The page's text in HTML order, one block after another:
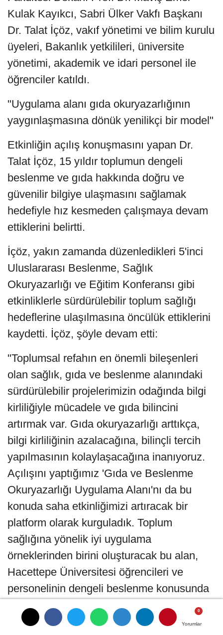
Yorumlar
Yorumlar
Yorumlar
Kulak Kayıkcı, Sabri Ülker Vakfı Başkanı
Dr. Talat İçöz, vakıf yönetimi ve bilim kurulu
üyeleri, Bakanlık yetkilileri, üniversite
yönetimi, akademik ve idari personel ile
öğrenciler katıldı.
"Uygulama alanı gıda okuryazarlığının
yaygınlaşmasına dönük yenilikçi bir model"
Etkinliğin açılış konuşmasını yapan Dr.
Talat İçöz, 15 yıldır toplumun dengeli
beslenme ve gıda hakkında doğru ve
güvenilir bilgiye ulaşmasını sağlamak
hedefiyle hız kesmeden çalışmaya devam
ettiklerini belirtti.
İçöz, yakın zamanda düzenledikleri 5'inci
Uluslararası Beslenme, Sağlık
Okuryazarlığı ve Eğitim Konferansı gibi
etkinliklerle sürdürülebilir toplum sağlığı
hedeflerine ulaşılmasına öncülük ettiklerini
kaydetti. İçöz, şöyle devam etti:
"Toplumsal refahın en önemli bileşenleri
olan sağlık, gıda ve beslenme alanındaki
sürdürülebilir projelerimizin odağında bilgi
kirliliğiyle mücadele ve gıda bilincini
artırmak var. Gıda okuryazarlığı arttıkça,
bilgi kirliliğinin azalacağına, bilinçli tercih
yapılmasının kolaylaşacağına inanıyoruz.
Açılışını yaptığımız 'Gıda ve Beslenme
Okuryazarlığı Uygulama Alanı'nı da bu
konuda saha etkinliğimizi artıracak bir
platform olarak kurguladık. Toplum
sağlığına yönelik iyi uygulama
örneklerinden birini oluşturacak bu alan,
Hacettepe Üniversitesi öğrencileri ve
personelinin dengeli beslenme konusunda
hastalıkların önlenmesine de katkı